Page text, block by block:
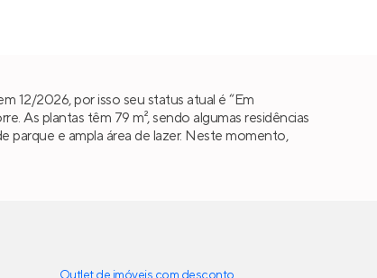
12/2026, por isso seu status atual é “Em
As plantas têm 79 m², sendo algumas residências
parque e ampla área de lazer. Neste momento,